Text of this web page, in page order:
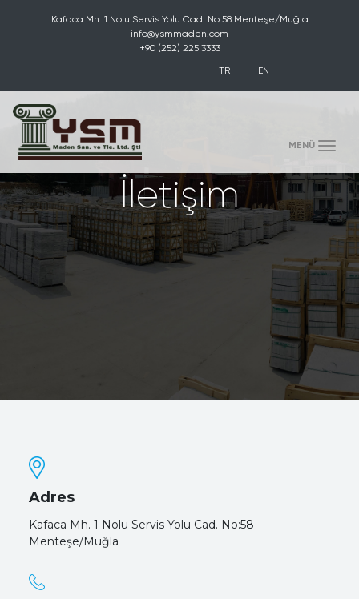
Kafaca Mh. 1 Nolu Servis Yolu Cad. No:58 Menteşe/Muğla
info@ysmmaden.com
+90 (252) 225 3333
TR EN
MENÜ (toggle)
İletişim
Adres
Kafaca Mh. 1 Nolu Servis Yolu Cad. No:58
Menteşe/Muğla